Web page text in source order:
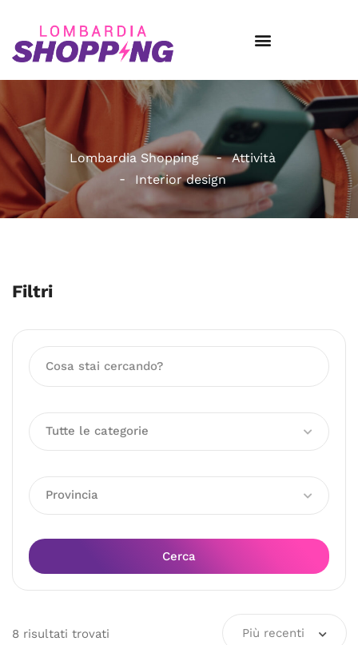
Lombardia Shopping
Attività
Interior design
Filtri
Tutte le categorie
Provincia
Cerca
8 risultati trovati Più recenti